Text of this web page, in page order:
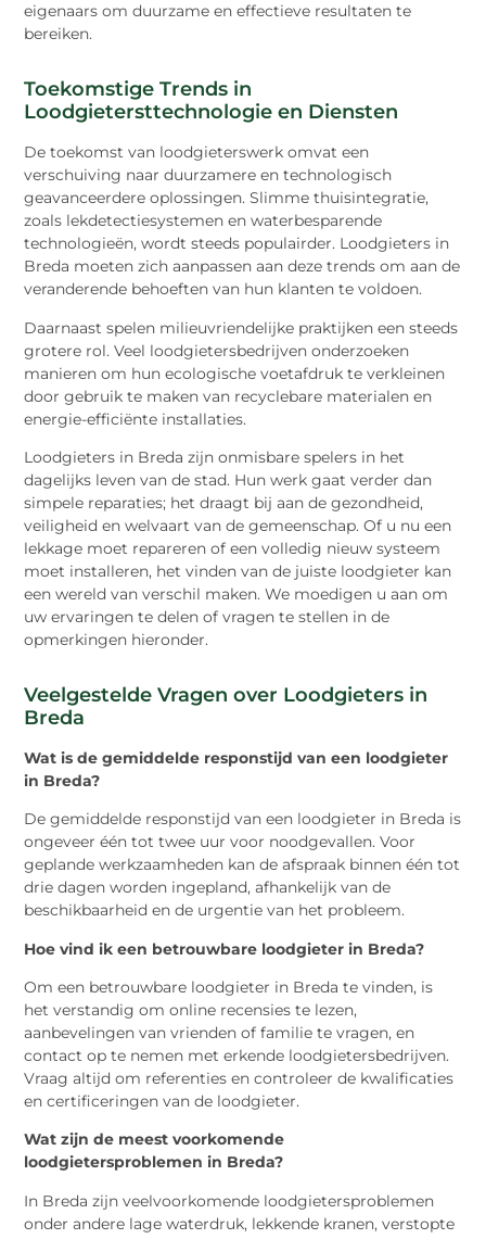
eigenaars om duurzame en effectieve resultaten te
bereiken.
Toekomstige Trends in
Loodgietersttechnologie en Diensten
De toekomst van loodgieterswerk omvat een
verschuiving naar duurzamere en technologisch
geavanceerdere oplossingen. Slimme thuisintegratie,
zoals lekdetectiesystemen en waterbesparende
technologieën, wordt steeds populairder. Loodgieters in
Breda moeten zich aanpassen aan deze trends om aan de
veranderende behoeften van hun klanten te voldoen.
Daarnaast spelen milieuvriendelijke praktijken een steeds
grotere rol. Veel loodgietersbedrijven onderzoeken
manieren om hun ecologische voetafdruk te verkleinen
door gebruik te maken van recyclebare materialen en
energie-efficiënte installaties.
Loodgieters in Breda zijn onmisbare spelers in het
dagelijks leven van de stad. Hun werk gaat verder dan
simpele reparaties; het draagt bij aan de gezondheid,
veiligheid en welvaart van de gemeenschap. Of u nu een
lekkage moet repareren of een volledig nieuw systeem
moet installeren, het vinden van de juiste loodgieter kan
een wereld van verschil maken. We moedigen u aan om
uw ervaringen te delen of vragen te stellen in de
opmerkingen hieronder.
Veelgestelde Vragen over Loodgieters in
Breda
Wat is de gemiddelde responstijd van een loodgieter
in Breda?
De gemiddelde responstijd van een loodgieter in Breda is
ongeveer één tot twee uur voor noodgevallen. Voor
geplande werkzaamheden kan de afspraak binnen één tot
drie dagen worden ingepland, afhankelijk van de
beschikbaarheid en de urgentie van het probleem.
Hoe vind ik een betrouwbare loodgieter in Breda?
Om een betrouwbare loodgieter in Breda te vinden, is
het verstandig om online recensies te lezen,
aanbevelingen van vrienden of familie te vragen, en
contact op te nemen met erkende loodgietersbedrijven.
Vraag altijd om referenties en controleer de kwalificaties
en certificeringen van de loodgieter.
Wat zijn de meest voorkomende
loodgietersproblemen in Breda?
In Breda zijn veelvoorkomende loodgietersproblemen
onder andere lage waterdruk, lekkende kranen, verstopte